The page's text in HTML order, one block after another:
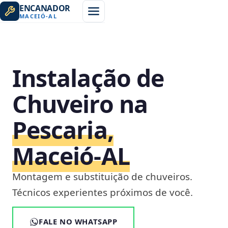
ENCANADOR
MACEIÓ-AL
Instalação de
Chuveiro na
Pescaria,
Maceió‑AL
Montagem e substituição de chuveiros.
Técnicos experientes próximos de você.
FALE NO WHATSAPP